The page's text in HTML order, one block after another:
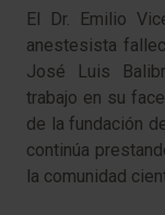
El Dr. Emilio
anestesista
José Luis
trabajo en su
de la fundación
continúa
la comunidad